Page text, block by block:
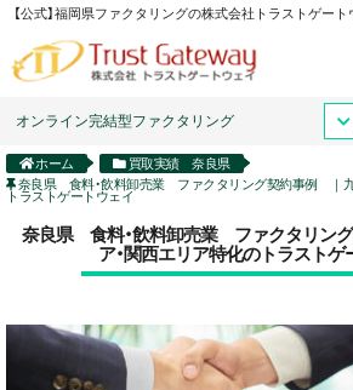
【公式】福岡県ファクタリングの株式会社トラストゲート
オンライン完結型ファクタリング
ホーム
買取実績 奈良県
奈良県 食料・飲料卸売業 ファクタリング契約事例 ｜九
トラストゲートウェイ
奈良県 食料・飲料卸売業 ファクタリン
ア・関西エリア特化のトラスト